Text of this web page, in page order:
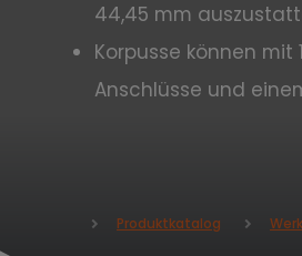
44,45 mm
Korpusse können
Anschlüsse und
Produktkatalog